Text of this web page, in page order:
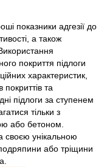
показники адгезії до
а також
покриття підлоги
характеристик,
та
підлоги за ступенем
тільки з
або бетоном.
своєю унікальною
або тріщини